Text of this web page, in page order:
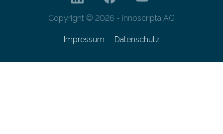
Copyright © 2026 - innoscripta AG
Impressum Datenschutz